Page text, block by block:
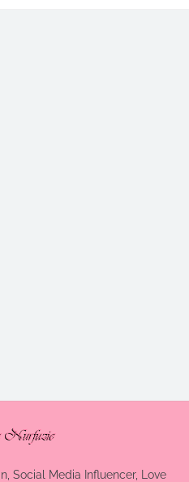
Social Media Influencer, Love